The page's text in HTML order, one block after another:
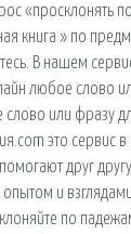
«просклонять
книга » по
В нашем
любое слово
слово или фразу
это сервис
друг
и
по